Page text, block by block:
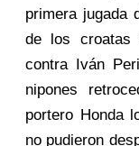
primera jugada
de los croatas
contra Iván
nipones
portero Honda
no pudieron